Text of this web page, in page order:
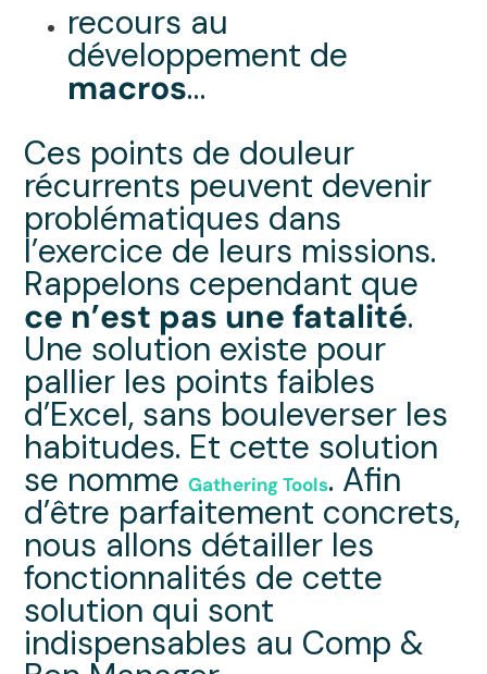
recours au
développement de
macros…
Ces points de douleur
récurrents peuvent devenir
problématiques dans
l’exercice de leurs missions.
Rappelons cependant que
ce n’est pas une fatalité.
Une solution existe pour
pallier les points faibles
d’Excel, sans bouleverser les
habitudes. Et cette solution
se nommeGathering Tools. Afin
d’être parfaitement concrets,
nous allons détailler les
fonctionnalités de cette
solution qui sont
indispensables au Comp &